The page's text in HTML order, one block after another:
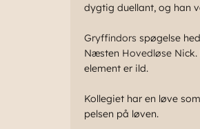
dygtig duellant, og han
Gryffindors spøgelse
Næsten Hovedløse
element er ild.
Kollegiet har en løve
pelsen på løven.